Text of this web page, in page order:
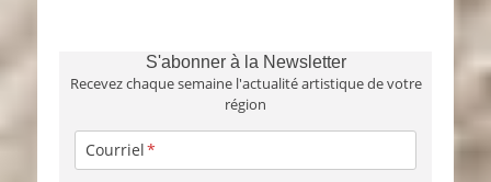
S'abonner à la Newsletter
Recevez chaque semaine l'actualité artistique de votre
région
Courriel